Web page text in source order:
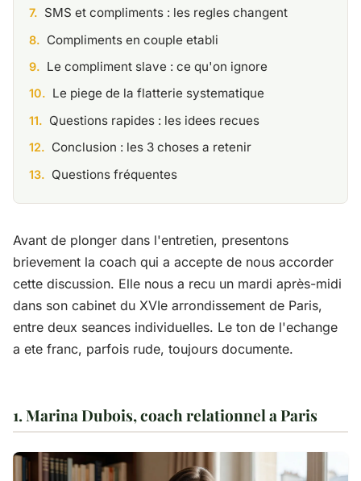
SMS et compliments : les regles changent
Compliments en couple etabli
Le compliment slave : ce qu'on ignore
Le piege de la flatterie systematique
Questions rapides : les idees recues
Conclusion : les 3 choses a retenir
Questions fréquentes
Avant de plonger dans l'entretien, presentons
brievement la coach qui a accepte de nous accorder
cette discussion. Elle nous a recu un mardi après-midi
dans son cabinet du XVIe arrondissement de Paris,
entre deux seances individuelles. Le ton de l'echange
a ete franc, parfois rude, toujours documente.
1. Marina Dubois, coach relationnel a Paris